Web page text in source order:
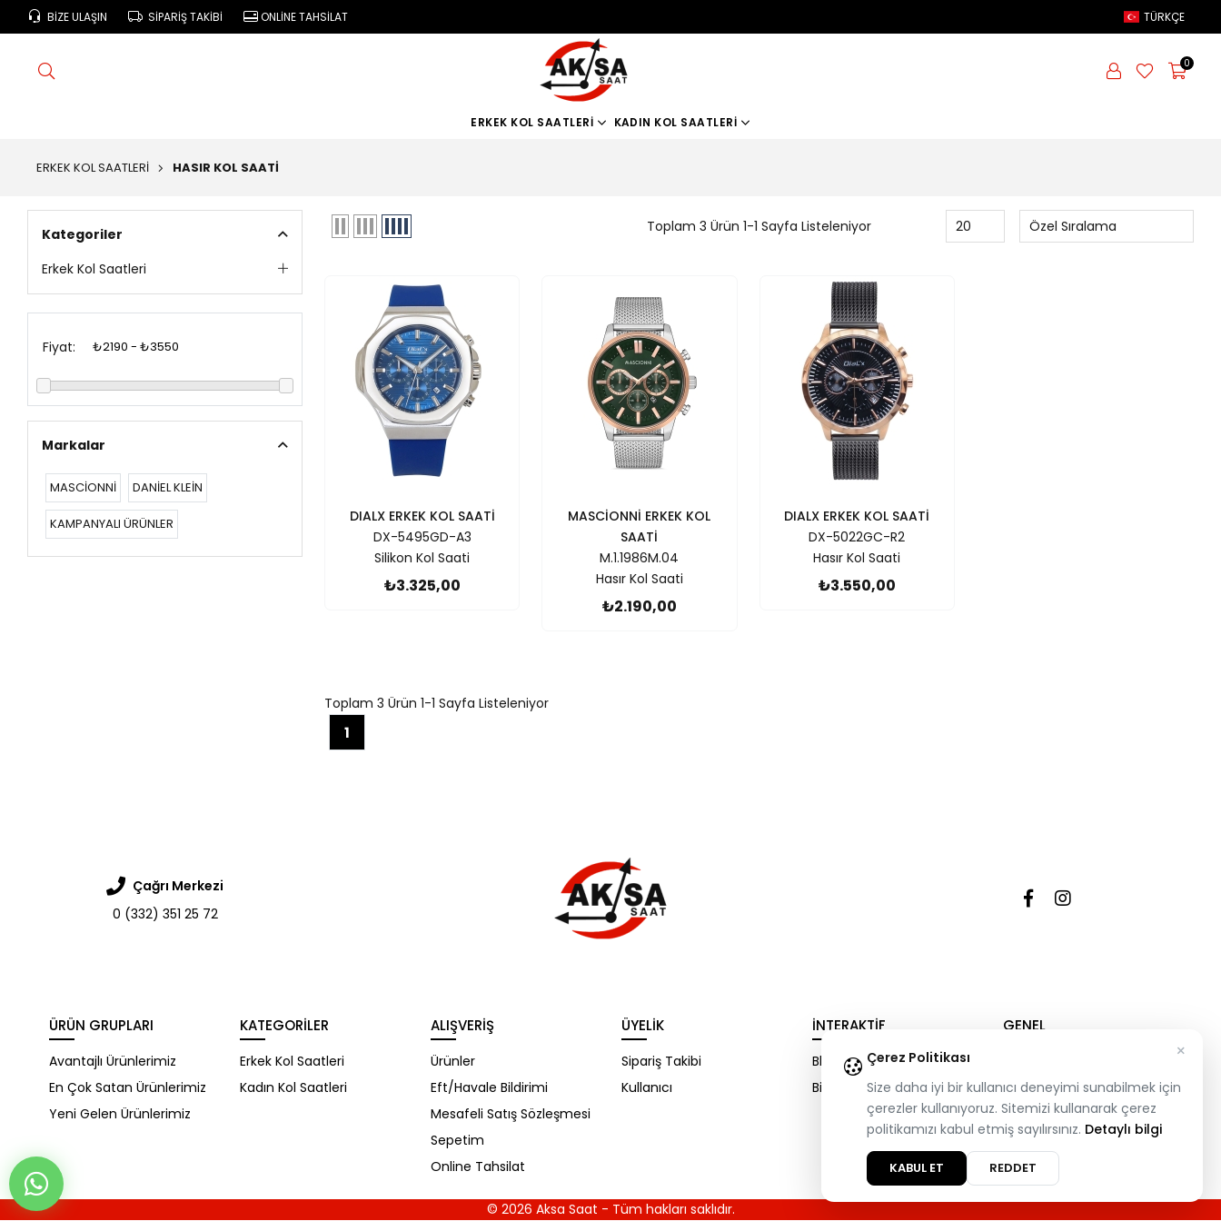
BIZE ULAŞIN SIPARIŞ TAKIBI ONLINE TAHSILAT TÜRKÇE
0
ERKEK KOL SAATLERI KADIN KOL SAATLERI
ERKEK KOL SAATLERI HASIR KOL SAATI
Kategoriler
Erkek Kol Saatleri
Fiyat:
Markalar
MASCİONNİ DANİEL KLEİN
KAMPANYALI ÜRÜNLER
Toplam 3 Ürün 1-1 Sayfa Listeleniyor
DIALX ERKEK KOL SAATİ
DX-5495GD-A3
Silikon Kol Saati
₺3.325,00
MASCİONNİ ERKEK KOL
SAATİ
M.1.1986M.04
Hasır Kol Saati
₺2.190,00
DIALX ERKEK KOL SAATİ
DX-5022GC-R2
Hasır Kol Saati
₺3.550,00
Toplam 3 Ürün 1-1 Sayfa Listeleniyor
1
Çağrı Merkezi
0 (332) 351 25 72
ÜRÜN GRUPLARI
Avantajlı Ürünlerimiz
En Çok Satan Ürünlerimiz
Yeni Gelen Ürünlerimiz
KATEGORILER
Erkek Kol Saatleri
Kadın Kol Saatleri
ALIŞVERIŞ
Ürünler
Eft/Havale Bildirimi
Mesafeli Satış Sözleşmesi
Sepetim
Online Tahsilat
ÜYELIK
Sipariş Takibi
Kullanıcı
İNTERAKTIF
Blog
Bize Ulaşın
GENEL
K.V.K.K Aydınlatma Metni
Çerez Politikası
Size daha iyi bir kullanıcı deneyimi sunabilmek için
çerezler kullanıyoruz. Sitemizi kullanarak çerez
politikamızı kabul etmiş sayılırsınız. Detaylı bilgi
KABUL ET REDDET
×
© 2026 Aksa Saat - Tüm hakları saklıdır.
Merhaba, Nasıl Yardımcı
Olabilirim